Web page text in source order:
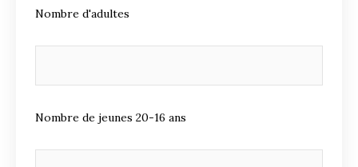
Nombre d'adultes
Nombre de jeunes 20-16 ans